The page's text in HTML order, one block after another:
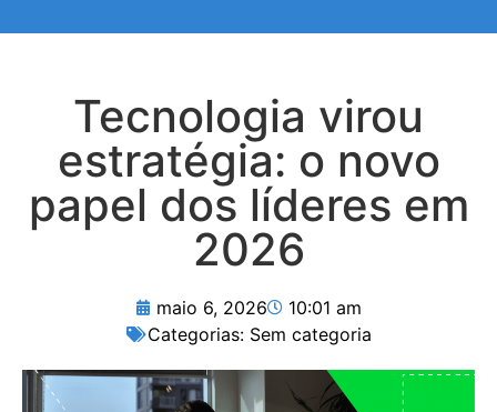
Tecnologia virou
estratégia: o novo
papel dos líderes em
2026
maio 6, 2026
10:01 am
Categorias: Sem categoria